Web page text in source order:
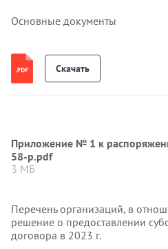
Основные документы
Скачать
Приложение № 1 к
58-р.pdf
3 МБ
Перечень организаций, в
решение о предоставлении
договора в 2023 г.